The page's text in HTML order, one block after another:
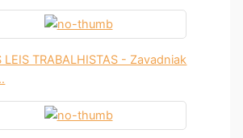
LEIS TRABALHISTAS - Zavadniak